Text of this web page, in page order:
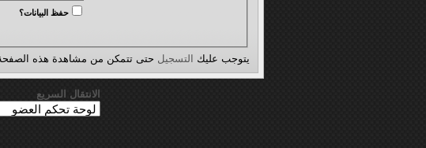
حفظ البيانات؟
يتوجب عليك التسجيل حتى تتمكن من مشاهدة هذه
الانتقال السريع